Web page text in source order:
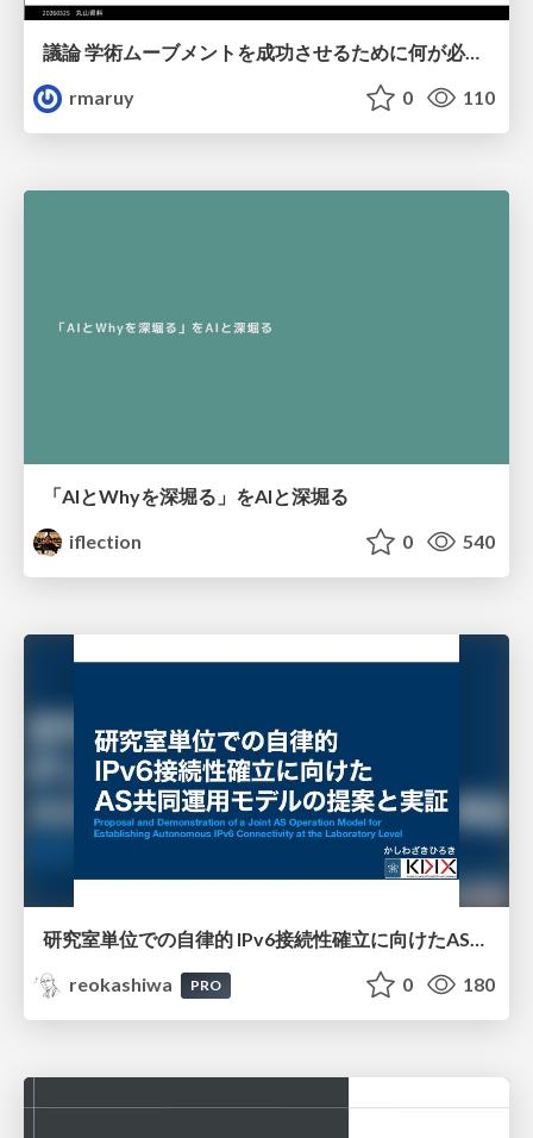
議論 学術ムーブメントを成功させるために何が必要なのだろうか
rmaruy
0 110
「AIとWhyを深堀る」をAIと深堀る
iflection
0 540
研究室単位での自律的 IPv6接続性確立に向けたAS共同運用モデルの提案と実証
reokashiwa
PRO 0 180